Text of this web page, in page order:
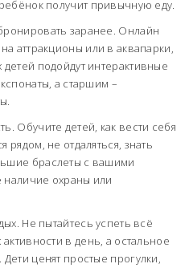
получит привычную еду.
заранее. Онлайн
аттракционы или в аквапарки,
подойдут интерактивные
а старшим –
Обучите детей, как вести себя
не отдаляться, знать
браслеты с вашими
наличие охраны или
Не пытайтесь успеть всё
в день, а остальное
ценят простые прогулки,